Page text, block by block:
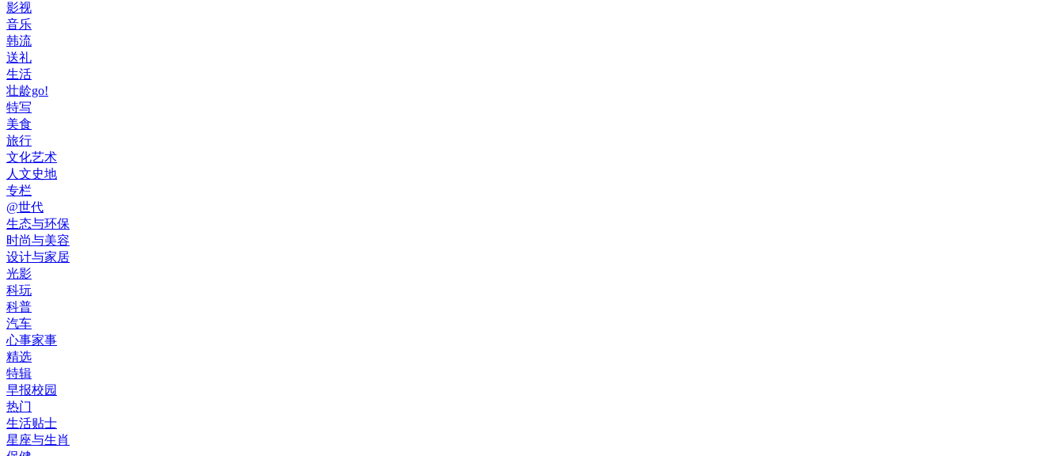
影视
音乐
韩流
送礼
生活
壮龄go!
特写
美食
旅行
文化艺术
人文史地
专栏
@世代
生态与环保
时尚与美容
设计与家居
光影
科玩
科普
汽车
心事家事
精选
特辑
早报校园
热门
生活贴士
星座与生肖